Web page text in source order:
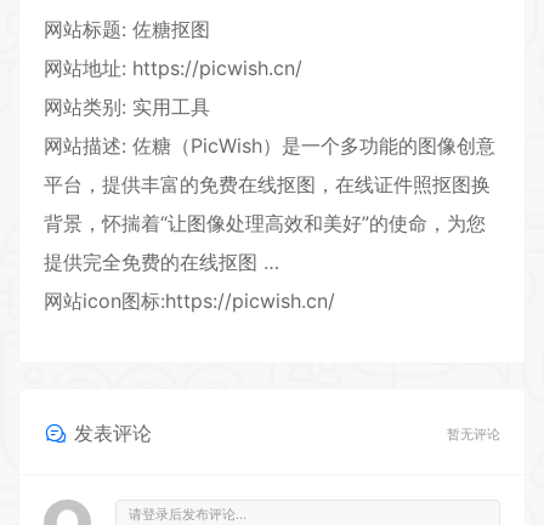
网站标题: 佐糖抠图
网站地址: https://picwish.cn/
网站类别: 实用工具
网站描述: 佐糖（PicWish）是一个多功能的图像创意
平台，提供丰富的免费在线抠图，在线证件照抠图换
背景，怀揣着“让图像处理高效和美好”的使命，为您
提供完全免费的在线抠图 …
网站icon图标:https://picwish.cn/
发表评论 暂无评论